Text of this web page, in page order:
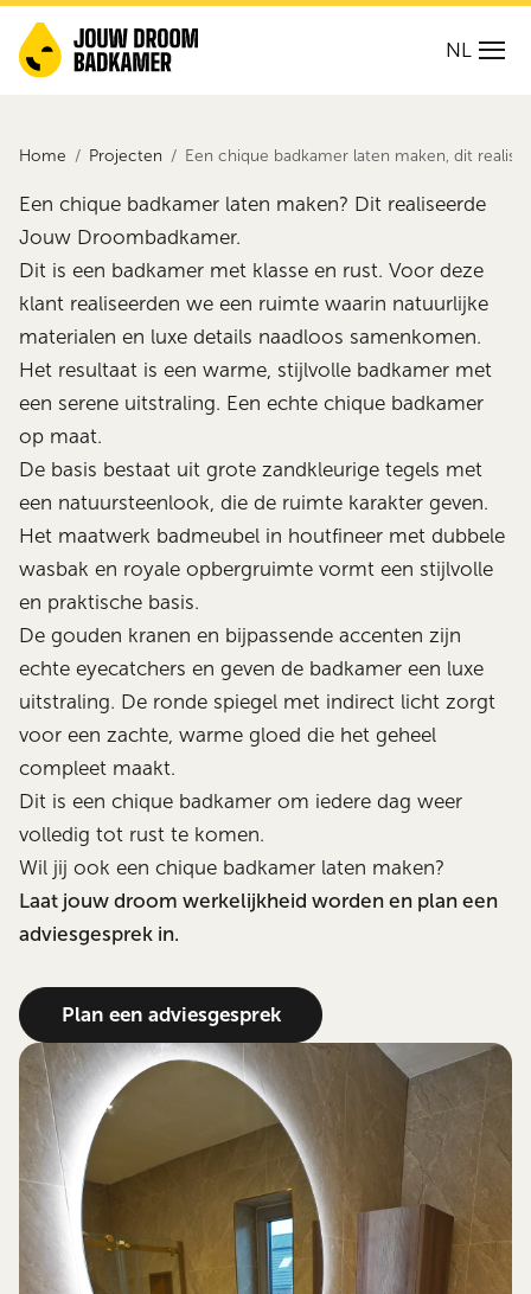
NL
Home Projecten Een chique badkamer laten maken, dit
Een chique badkamer laten maken? Dit realiseerde
Jouw Droombadkamer.
Dit is een badkamer met klasse en rust. Voor deze
klant realiseerden we een ruimte waarin natuurlijke
materialen en luxe details naadloos samenkomen.
Het resultaat is een warme, stijlvolle badkamer met
een serene uitstraling. Een echte chique badkamer
op maat.
De basis bestaat uit grote zandkleurige tegels met
een natuursteenlook, die de ruimte karakter geven.
Het maatwerk badmeubel in houtfineer met dubbele
wasbak en royale opbergruimte vormt een stijlvolle
en praktische basis.
De gouden kranen en bijpassende accenten zijn
echte eyecatchers en geven de badkamer een luxe
uitstraling. De ronde spiegel met indirect licht zorgt
voor een zachte, warme gloed die het geheel
compleet maakt.
Dit is een chique badkamer om iedere dag weer
volledig tot rust te komen.
Wil jij ook een chique badkamer laten maken?
Laat jouw droom werkelijkheid worden en plan een
adviesgesprek in.
Plan een adviesgesprek